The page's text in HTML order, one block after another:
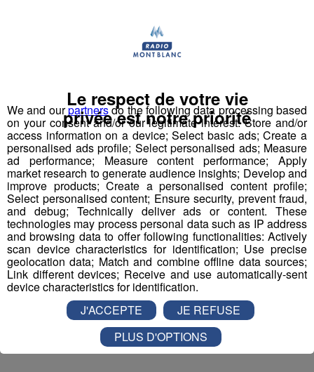
​Deux ans d'études, de tests, d'homologations,
d'agréments, de vérifications ont été nécessaires pour
obtenir l'autorisation d'ouverture au public du premier
Pour la version hivernale, c'est unsaut à l'élastique
en ski!
Partager sur Facebook
Partager sur Twitter
We and ourpartnersdo the following data processing based
on your consent and/or our legitimate interest: Store and/or
access information on a device; Select basic ads; Create a
personalised ads profile; Select personalised ads; Measure
ad performance; Measure content performance; Apply
market research to generate audience insights; Develop and
improve products; Create a personalised content profile;
Select personalised content; Ensure security, prevent fraud,
and debug; Technically deliver ads or content. These
technologies may process personal data such as IP address
and browsing data to offer following functionalities: Actively
scan device characteristics for identification; Use precise
geolocation data; Match and combine offline data sources;
Link different devices; Receive and use automatically-sent
device characteristics for identification.
Le respect de votre vie
privée est notre priorité
J'ACCEPTE
JE REFUSE
PLUS D'OPTIONS